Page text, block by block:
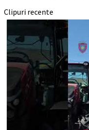
Clipuri recente